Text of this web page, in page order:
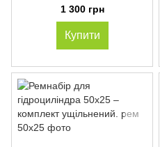
комплект.
1 300 грн
Купити